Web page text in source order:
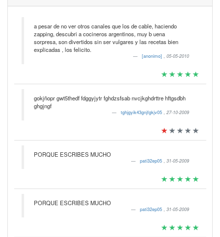
a pesar de no ver otros canales que los de cable, haciendo
zapping, descubri a cocineros argentinos, muy b uena
sorpresa, son divertidos sin ser vulgares y las recetas bien
explicadas , los felicito.
[anonimo] , 05-05-2010
gokjñopr gwt5thedf fdggyjytr fghdzsfsab nvcjkghdrttre hftgsdbh
ghgjngf
tghjgyik43gnjfgkjv05 , 27-10-2009
PORQUE ESCRIBES MUCHO
pati32ep05 , 31-05-2009
PORQUE ESCRIBES MUCHO
pati32ep05 , 31-05-2009